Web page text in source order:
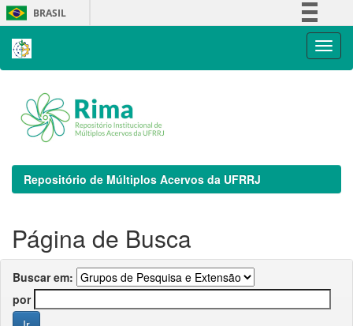
Skip
navigation
BRASIL
Repositório de Múltiplos Acervos da UFRRJ
Página de Busca
Buscar em:
por